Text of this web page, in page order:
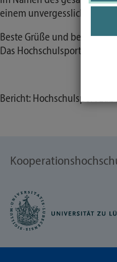
einem unvergesslichen
Beste Grüße und
Das Hochschulsportteam
Bericht: Hochschulsport